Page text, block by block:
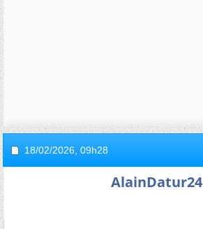
18/02/2026, 09h28
AlainDatur24